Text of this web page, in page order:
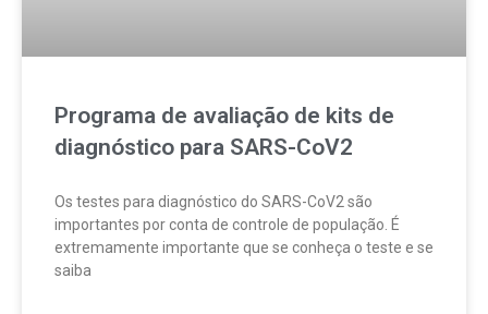
Programa de avaliação de kits de
diagnóstico para SARS-CoV2
Os testes para diagnóstico do SARS-CoV2 são
importantes por conta de controle de população. É
extremamente importante que se conheça o teste e se
saiba